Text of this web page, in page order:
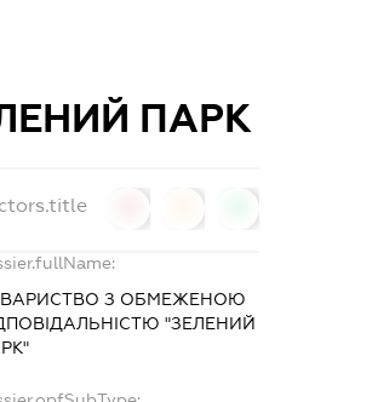
ПАРК
З ОБМЕЖЕНОЮ
"ЗЕЛЕНИЙ